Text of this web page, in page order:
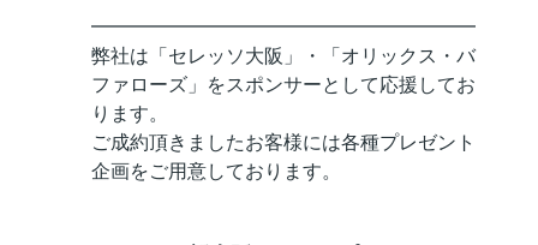
━━━━━━━━━━━━━━━━━━━━
弊社は「セレッソ大阪」・「オリックス・バ
ファローズ」をスポンサーとして応援してお
ります。
ご成約頂きましたお客様には各種プレゼント
企画をご用意しております。